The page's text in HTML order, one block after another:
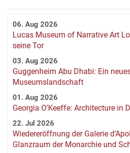
06. Aug 2026
Lucas Museum of Narrative Art
seine Tor
03. Aug 2026
Guggenheim Abu Dhabi: Ein
Museumslandschaft
01. Aug 2026
Georgia O’Keeffe: Architecture in
22. Jul 2026
Wiedereröffnung der Galerie
Glanzraum der Monarchie und